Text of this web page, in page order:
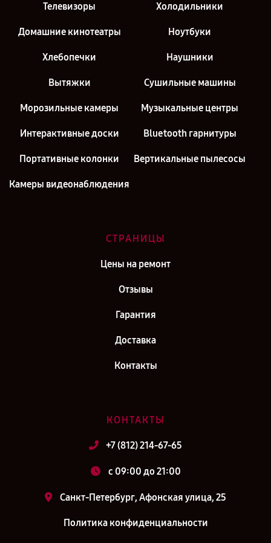
Телевизоры Холодильники
Домашние кинотеатры Ноутбуки
Хлебопечки Наушники
Вытяжки Сушильные машины
Морозильные камеры Музыкальные центры
Интерактивные доски Bluetooth гарнитуры
Портативные колонки Вертикальные пылесосы
Камеры видеонаблюдения
СТРАНИЦЫ
Цены на ремонт
Отзывы
Гарантия
Доставка
Контакты
КОНТАКТЫ
+7 (812) 214-67-65
c 09:00 до 21:00
Санкт-Петербург, Афонская улица, 25
Политика конфиденциальности